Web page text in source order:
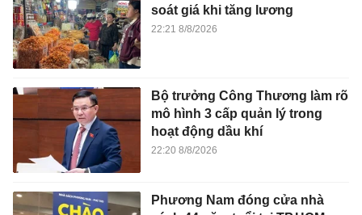
soát giá khi tăng lương
22:21 8/8/2026
Bộ trưởng Công Thương làm rõ
mô hình 3 cấp quản lý trong
hoạt động dầu khí
22:20 8/8/2026
Phương Nam đóng cửa nhà